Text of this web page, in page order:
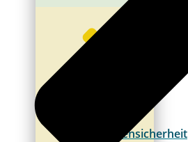
Maschinensicherheit